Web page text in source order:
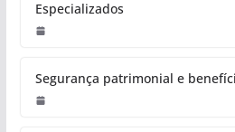
Especializados
Segurança patrimonial e